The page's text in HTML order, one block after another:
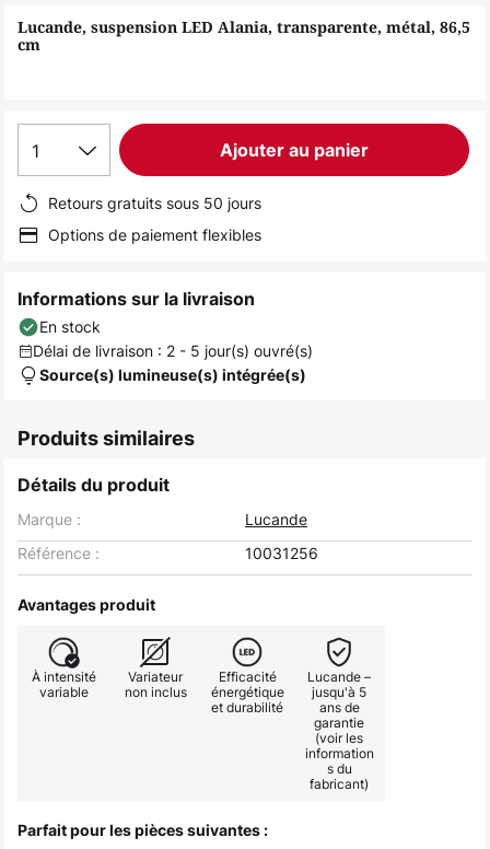
the
images
Lucande, suspension LED Alania, transparente, métal, 86,5
cm
1 Ajouter au panier
Retours gratuits sous 50 jours
Options de paiement flexibles
Informations sur la livraison
En stock
Délai de livraison : 2 - 5 jour(s) ouvré(s)
Source(s) lumineuse(s) intégrée(s)
Produits similaires
Détails du produit
Marque :
Lucande
Référence :
10031256
Avantages produit
À intensité
variable
Variateur
non inclus
Efficacité
énergétique
et durabilité
Lucande –
jusqu'à 5
ans de
garantie
(voir les
information
s du
fabricant)
Parfait pour les pièces suivantes :